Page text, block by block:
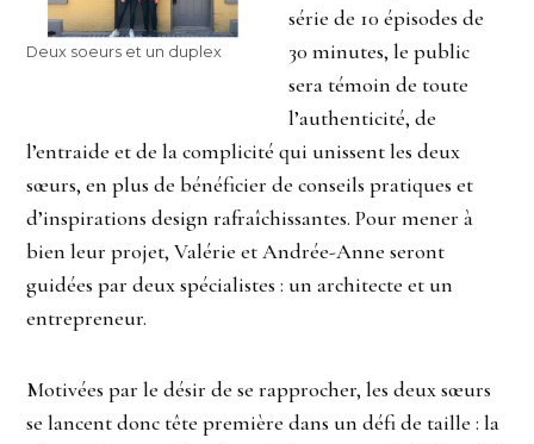
Deux soeurs et un duplex
série de 10 épisodes de
30 minutes, le public
sera témoin de toute
l’authenticité, de
l’entraide et de la complicité qui unissent les deux
sœurs, en plus de bénéficier de conseils pratiques et
d’inspirations design rafraîchissantes. Pour mener à
bien leur projet, Valérie et Andrée-Anne seront
guidées par deux spécialistes : un architecte et un
entrepreneur.
Motivées par le désir de se rapprocher, les deux sœurs
se lancent donc tête première dans un défi de taille : la